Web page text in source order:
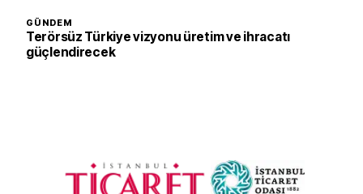
GÜNDEM
Terörsüz Türkiye vizyonu üretim ve ihracatı
güçlendirecek